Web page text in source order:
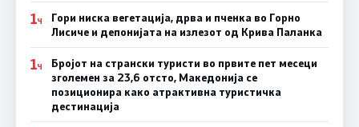
1Ч
Гори ниска вегетација, дрва и пченка во Горно
Лисиче и депонијата на излезот од Крива Паланка
1Ч
Бројот на странски туристи во првите пет месеци
зголемен за 23,6 отсто, Македонија се
позиционира како атрактивна туристичка
дестинација